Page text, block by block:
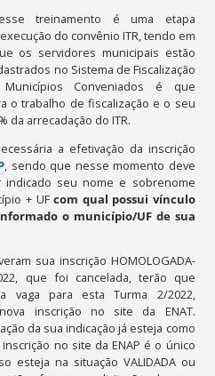
treinamento é uma etapa
do convênio ITR, tendo em
os servidores municipais estão
no Sistema de Fiscalização
Conveniados é que
o trabalho de fiscalização e o seu
da arrecadação do ITR.
a efetivação da inscrição
, sendo que nesse momento deve
seu nome e sobrenome
+ UFcom qual possui vínculo
o município/UF de sua
sua inscrição HOMOLOGADA-
que foi cancelada, terão que
vaga para esta Turma 2/2022,
inscrição no site da ENAT.
da sua indicação já esteja como
inscrição no site da ENAP é o único
esteja na situação VALIDADA ou